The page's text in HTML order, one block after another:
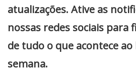
atualizações. Ative as
nossas redes sociais para
de tudo o que acontece
semana.